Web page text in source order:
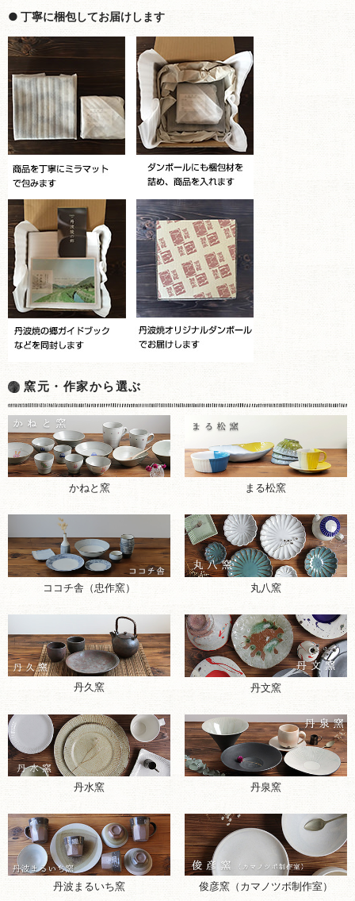
● 丁寧に梱包してお届けします
窯元・作家から選ぶ
かねと窯 まる松窯
ココチ舎（忠作窯） 丸八窯
丹久窯 丹文窯
丹水窯 丹泉窯
丹波まるいち窯 俊彦窯（カマノツボ制作室）